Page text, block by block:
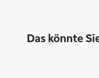
Das könnte